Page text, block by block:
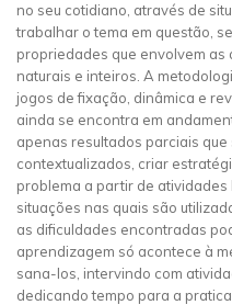
no seu cotidiano, através de
trabalhar o tema em questão,
propriedades que envolvem as
naturais e inteiros. A
jogos de fixação, dinâmica e
ainda se encontra em
apenas resultados parciais
contextualizados, criar
problema a partir de
situações nas quais são
as dificuldades encontradas
aprendizagem só acontece à
sana-los, intervindo com
dedicando tempo para a